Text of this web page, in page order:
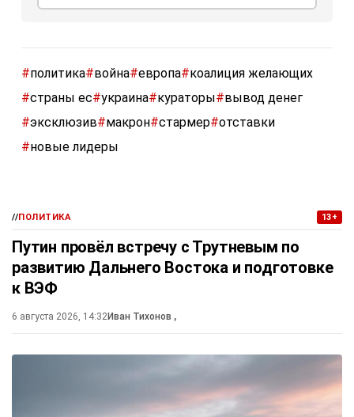
#политика#война#европа#коалиция желающих
#страны ес#украина#кураторы#вывод денег
#эксклюзив#макрон#стармер#отставки
#новые лидеры
//ПОЛИТИКА 13+
Путин провёл встречу с Трутневым по
развитию Дальнего Востока и подготовке
к ВЭФ
6 августа 2026, 14:32Иван Тихонов ,